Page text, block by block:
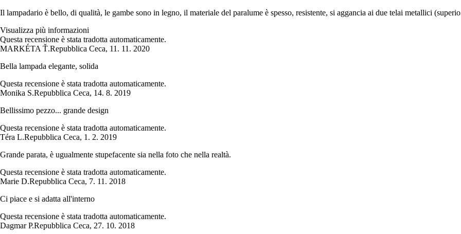
Il lampadario è bello, di qualità, le gambe sono in legno, il materiale del paralume è spesso, resistente, si aggancia ai due telai metallici
Visualizza più informazioni
Questa recensione è stata tradotta automaticamente.
MARKÉTA Ť.Repubblica Ceca, 11. 11. 2020
Bella lampada elegante, solida
Questa recensione è stata tradotta automaticamente.
Monika S.Repubblica Ceca, 14. 8. 2019
Bellissimo pezzo... grande design
Questa recensione è stata tradotta automaticamente.
Téra L.Repubblica Ceca, 1. 2. 2019
Grande parata, è ugualmente stupefacente sia nella foto che nella realtà.
Questa recensione è stata tradotta automaticamente.
Marie D.Repubblica Ceca, 7. 11. 2018
Ci piace e si adatta all'interno
Questa recensione è stata tradotta automaticamente.
Dagmar P.Repubblica Ceca, 27. 10. 2018